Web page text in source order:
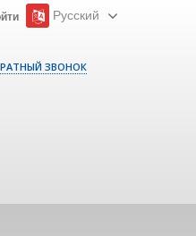
ЗВОНОК
Русский